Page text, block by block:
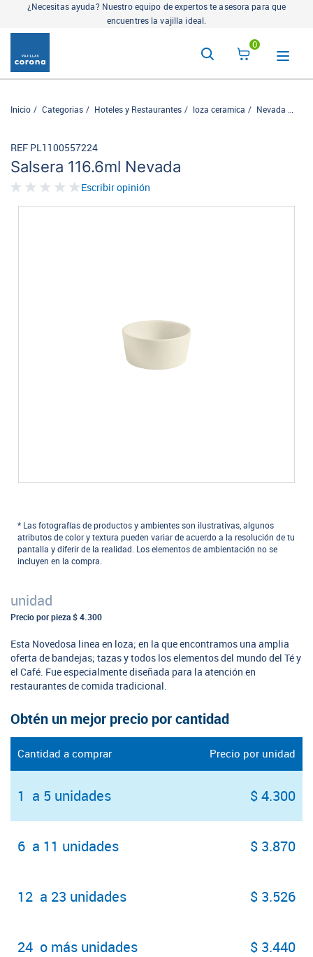
¿Necesitas ayuda? Nuestro equipo de expertos te asesora para que
encuentres la vajilla ideal.
0
Inicio Categorias Hoteles y Restaurantes loza ceramica Nevada
Salsera 116.6ml Nevada
REF PL1100557224
Escribir opinión
* Las fotografías de productos y ambientes son ilustrativas, algunos
atributos de color y textura pueden variar de acuerdo a la resolución de tu
pantalla y diferir de la realidad. Los elementos de ambientación no se
incluyen en la compra.
unidad
Precio por pieza $ 4.300
Esta Novedosa linea en loza; en la que encontramos una amplia
oferta de bandejas; tazas y todos los elementos del mundo del Té y
el Café. Fue especialmente diseñada para la atención en
restaurantes de comida tradicional.
Obtén un mejor precio por cantidad
Cantidad a comprar Precio por unidad
1 a 5 unidades $ 4.300
6 a 11 unidades $ 3.870
12 a 23 unidades $ 3.526
24 o más unidades $ 3.440